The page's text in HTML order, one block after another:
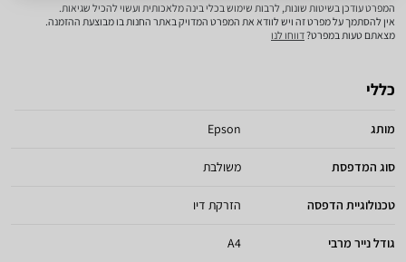
המפרט עודכן בשיטות שונות, לרבות שימוש בכלי בינה מלאכותית ועשוי להכיל שגיאות.
אין להסתמך על מפרט זה ויש לוודא את המפרט המדויק באתר החנות בו מבוצעת ההזמנה.
מצאתם טעות במפרט?דווחו לנו
כללי
מותג Epson
סוג המדפסת משולבת
טכנולוגיית הדפסה הזרקת דיו
גודל נייר מרבי A4